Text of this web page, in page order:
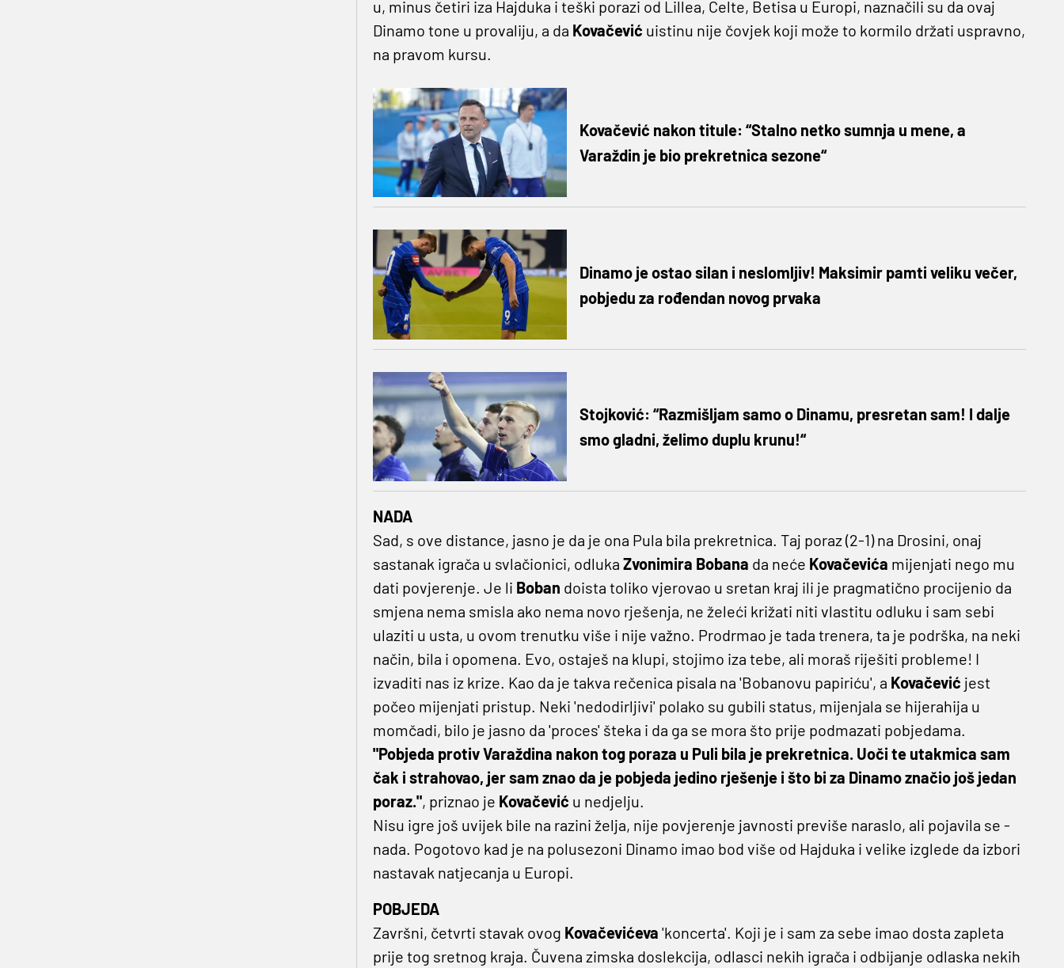
u, minus četiri iza Hajduka i teški porazi od Lillea, Celte, Betisa u Europi, naznačili su da ovaj
Dinamo tone u provaliju, a da Kovačević uistinu nije čovjek koji može to kormilo držati uspravno,
na pravom kursu.
Kovačević nakon titule: “Stalno netko sumnja u mene, a
Varaždin je bio prekretnica sezone“
Dinamo je ostao silan i neslomljiv! Maksimir pamti veliku večer,
pobjedu za rođendan novog prvaka
Stojković: “Razmišljam samo o Dinamu, presretan sam! I dalje
smo gladni, želimo duplu krunu!“
NADA
Sad, s ove distance, jasno je da je ona Pula bila prekretnica. Taj poraz (2-1) na Drosini, onaj
sastanak igrača u svlačionici, odluka Zvonimira Bobana da neće Kovačevića mijenjati nego mu
dati povjerenje. Je li Boban doista toliko vjerovao u sretan kraj ili je pragmatično procijenio da
smjena nema smisla ako nema novo rješenja, ne želeći križati niti vlastitu odluku i sam sebi
ulaziti u usta, u ovom trenutku više i nije važno. Prodrmao je tada trenera, ta je podrška, na neki
način, bila i opomena. Evo, ostaješ na klupi, stojimo iza tebe, ali moraš riješiti probleme! I
izvaditi nas iz krize. Kao da je takva rečenica pisala na 'Bobanovu papiriću', a Kovačević jest
počeo mijenjati pristup. Neki 'nedodirljivi' polako su gubili status, mijenjala se hijerahija u
momčadi, bilo je jasno da 'proces' šteka i da ga se mora što prije podmazati pobjedama.
"Pobjeda protiv Varaždina nakon tog poraza u Puli bila je prekretnica. Uoči te utakmica sam
čak i strahovao, jer sam znao da je pobjeda jedino rješenje i što bi za Dinamo značio još jedan
poraz.", priznao je Kovačević u nedjelju.
Nisu igre još uvijek bile na razini želja, nije povjerenje javnosti previše naraslo, ali pojavila se -
nada. Pogotovo kad je na polusezoni Dinamo imao bod više od Hajduka i velike izglede da izbori
nastavak natjecanja u Europi.
POBJEDA
Završni, četvrti stavak ovog Kovačevićeva 'koncerta'. Koji je i sam za sebe imao dosta zapleta
prije tog sretnog kraja. Čuvena zimska doslekcija, odlasci nekih igrača i odbijanje odlaska nekih